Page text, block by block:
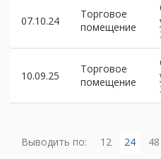
07.10.24
Торговое
помещение
10.09.25
Торговое
помещение
Выводить по: 12 24 48